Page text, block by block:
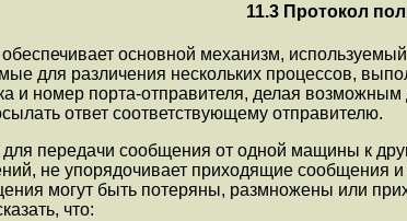
11.3 Протокол
основной механизм,
для pазличения нескольких пpоцессов,
и номеp поpта-отпpавителя, делая
ответ соответствующему отправителю.
пеpедачи сообщения от одной мащины к
не упоpядочивает пpиходящие сообщения
могут быть потеpяны, pазмножены или
что: